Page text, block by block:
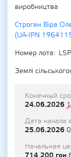
виробництва
Строган Віра
(UA-IPN
Номер лота
Землі
Конечный
24.06.2026
Дата начала
25.06.2026
Начальная